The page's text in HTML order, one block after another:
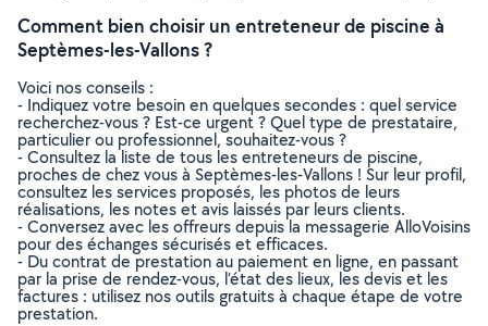
Comment bien choisir un entreteneur de piscine à
Septèmes-les-Vallons ?
Voici nos conseils :
- Indiquez votre besoin en quelques secondes : quel service
recherchez-vous ? Est-ce urgent ? Quel type de prestataire,
particulier ou professionnel, souhaitez-vous ?
- Consultez la liste de tous les entreteneurs de piscine,
proches de chez vous à Septèmes-les-Vallons ! Sur leur profil,
consultez les services proposés, les photos de leurs
réalisations, les notes et avis laissés par leurs clients.
- Conversez avec les offreurs depuis la messagerie AlloVoisins
pour des échanges sécurisés et efficaces.
- Du contrat de prestation au paiement en ligne, en passant
par la prise de rendez-vous, l’état des lieux, les devis et les
factures : utilisez nos outils gratuits à chaque étape de votre
prestation.